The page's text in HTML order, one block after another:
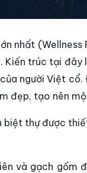
nhất
Kiến trúc tại
người Việt
đẹp, tạo nên
biệt thự được
và gạch gốm